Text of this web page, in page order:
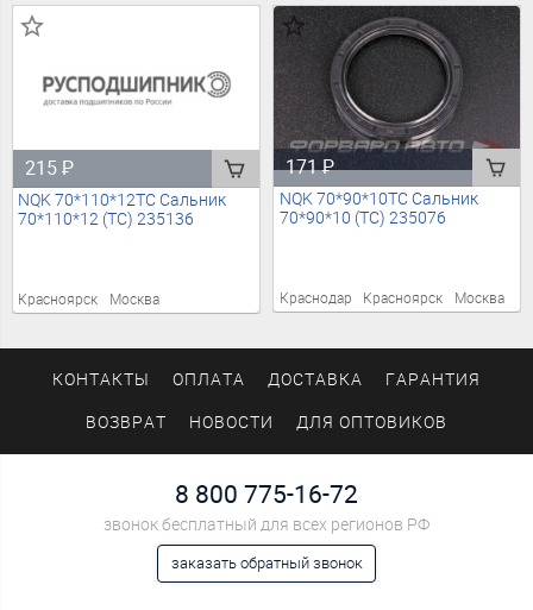
215₽
NQK 70*110*12TC Сальник
70*110*12 (TC) 235136
Красноярск Москва
171₽
NQK 70*90*10TC Сальник
70*90*10 (TC) 235076
Краснодар Красноярск Москва
КОНТАКТЫ ОПЛАТА ДОСТАВКА ГАРАНТИЯ
ВОЗВРАТ НОВОСТИ ДЛЯ ОПТОВИКОВ
8 800 775-16-72
звонок бесплатный для всех регионов РФ
заказать обратный звонок